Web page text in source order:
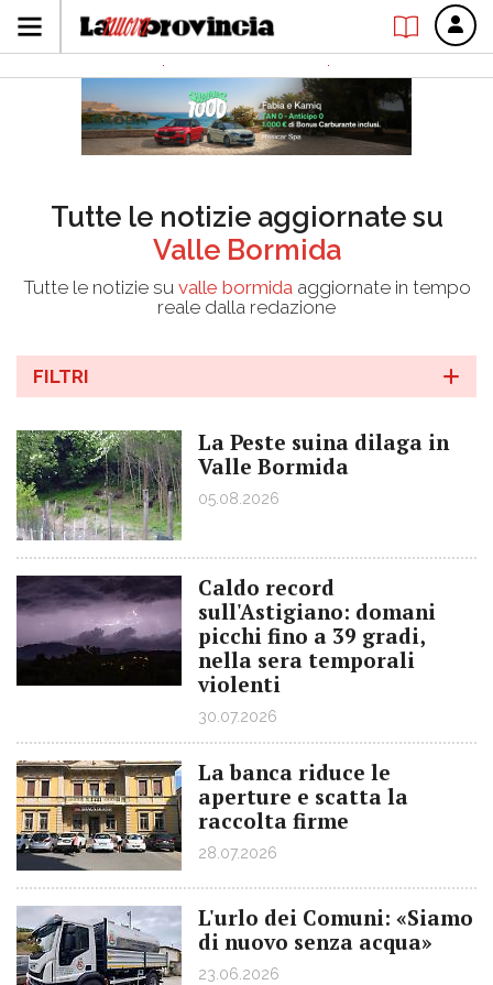
Tutte le notizie aggiornate su
Valle Bormida
Tutte le notizie su valle bormidaaggiornate in tempo
reale dalla redazione
FILTRI
La Peste suina dilaga in
Valle Bormida
05.08.2026
Caldo record
sull'Astigiano: domani
picchi fino a 39 gradi,
nella sera temporali
violenti
30.07.2026
La banca riduce le
aperture e scatta la
raccolta firme
28.07.2026
L'urlo dei Comuni: «Siamo
di nuovo senza acqua»
23.06.2026